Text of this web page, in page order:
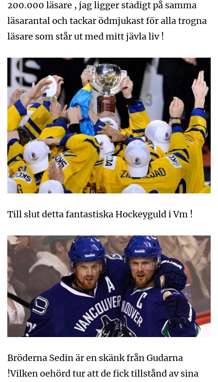
200.000 läsare , jag ligger stadigt på samma
läsarantal och tackar ödmjukast för alla trogna
läsare som står ut med mitt jävla liv !
Till slut detta fantastiska Hockeyguld i Vm !
Bröderna Sedin är en skänk från Gudarna
!Vilken oehörd tur att de fick tillstånd av sina